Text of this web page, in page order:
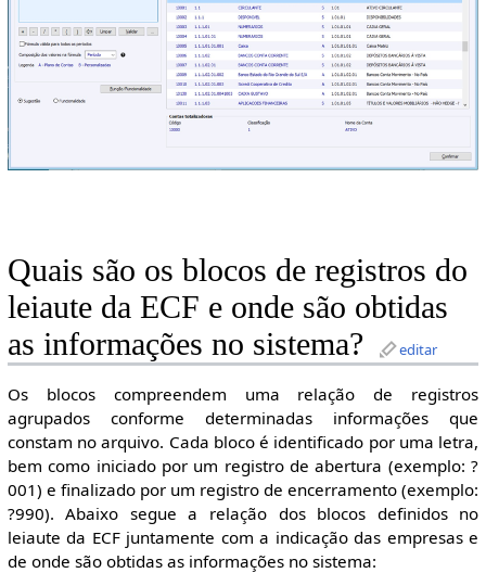
Quais são os blocos de registros do
leiaute da ECF e onde são obtidas
as informações no sistema?
editar
Os blocos compreendem uma relação de registros
agrupados conforme determinadas informações que
constam no arquivo. Cada bloco é identificado por uma letra,
bem como iniciado por um registro de abertura (exemplo: ?
001) e finalizado por um registro de encerramento (exemplo:
?990). Abaixo segue a relação dos blocos definidos no
leiaute da ECF juntamente com a indicação das empresas e
de onde são obtidas as informações no sistema: